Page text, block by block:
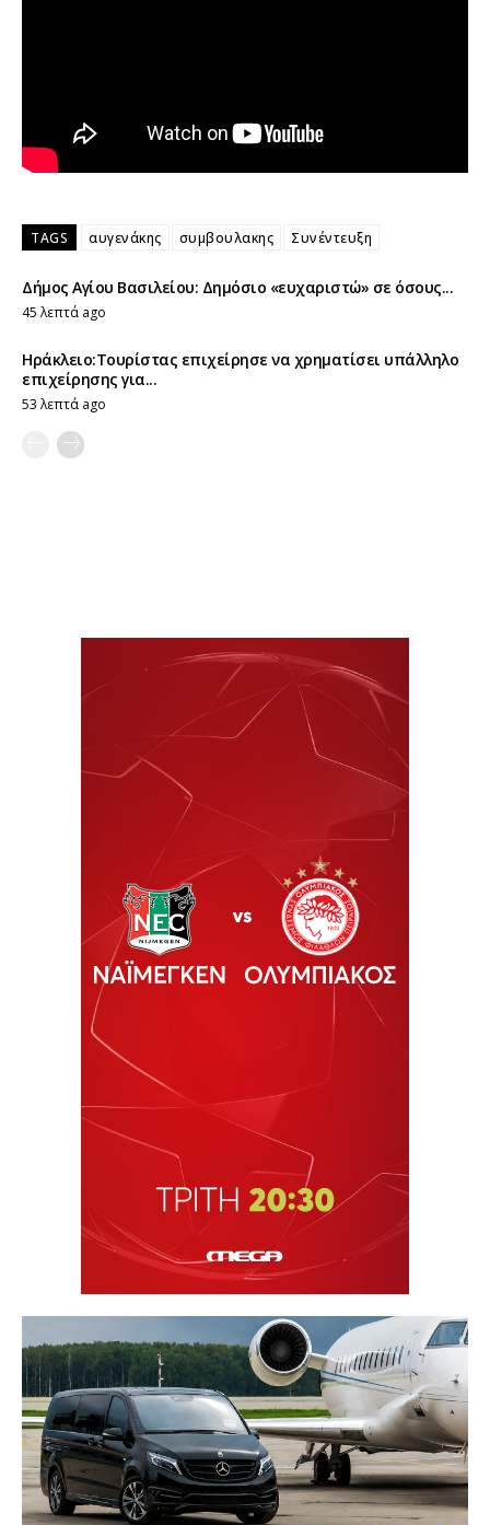
TAGS αυγενάκης συμβουλακης Συνέντευξη
Δήμος Αγίου Βασιλείου: Δημόσιο «ευχαριστώ» σε όσους...
45 λεπτά ago
Ηράκλειο:Τουρίστας επιχείρησε να χρηματίσει υπάλληλο
επιχείρησης για...
53 λεπτά ago